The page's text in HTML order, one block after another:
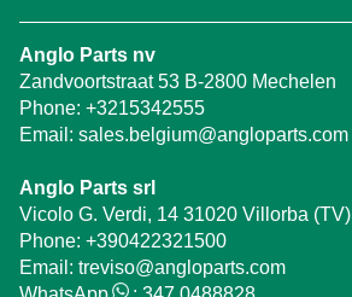
Anglo Parts nv
Zandvoortstraat 53 B-2800 Mechelen
Phone: +3215342555
Email: sales.belgium@angloparts.com
Anglo Parts srl
Vicolo G. Verdi, 14 31020 Villorba (TV)
Phone: +390422321500
Email: treviso@angloparts.com